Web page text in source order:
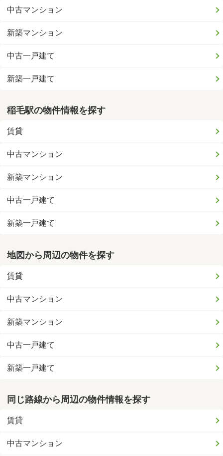
中古マンション
新築マンション
中古一戸建て
新築一戸建て
稲毛駅の物件情報を探す
賃貸
中古マンション
新築マンション
中古一戸建て
新築一戸建て
地図から周辺の物件を探す
賃貸
中古マンション
新築マンション
中古一戸建て
新築一戸建て
同じ路線から周辺の物件情報を探す
賃貸
中古マンション